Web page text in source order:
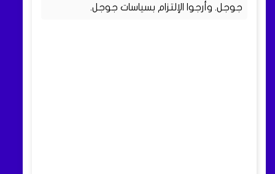
جوجل. وأرجوا الإلتزام بسياسات جوجل.